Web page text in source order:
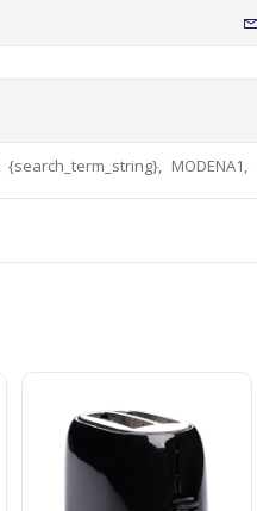
{search_term_string}, MODENA1,